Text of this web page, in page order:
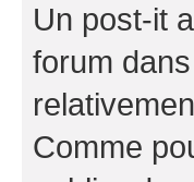
Un post-it
forum
Comme